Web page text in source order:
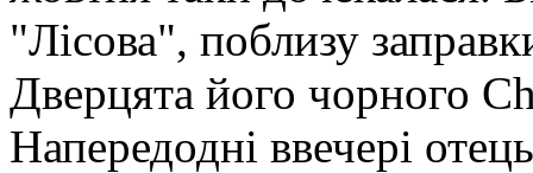
"Лісова", поблизу
Дверцята його чорного
Напередодні ввечері